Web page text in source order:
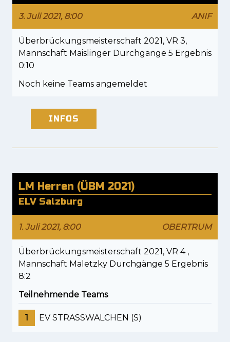
3. Juli 2021, 8:00 ANIF
Überbrückungsmeisterschaft 2021, VR 3,
Mannschaft Maislinger Durchgänge 5 Ergebnis
0:10
Noch keine Teams angemeldet
INFOS
LM Herren (ÜBM 2021)
ELV Salzburg
1. Juli 2021, 8:00 OBERTRUM
Überbrückungsmeisterschaft 2021, VR 4 ,
Mannschaft Maletzky Durchgänge 5 Ergebnis
8:2
Teilnehmende Teams
1 EV STRASSWALCHEN (S)